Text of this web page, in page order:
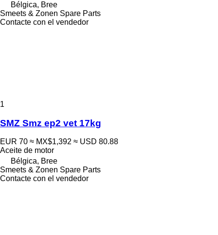
Bélgica, Bree
Smeets & Zonen Spare Parts
Contacte con el vendedor
1
SMZ Smz ep2 vet 17kg
EUR 70 ≈ MX$1,392 ≈ USD 80.88
Aceite de motor
Bélgica, Bree
Smeets & Zonen Spare Parts
Contacte con el vendedor